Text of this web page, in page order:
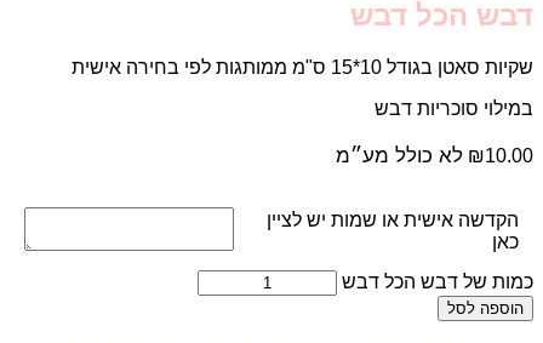
דבש הכל דבש
שקיות סאטן בגודל 10*15 ס"מ ממותגות לפי בחירה אישית
במילוי סוכריות דבש
₪10.00 לא כולל מע״מ
הקדשה אישית או שמות יש לציין
כאן
כמות של דבש הכל דבש
הוספה לסל